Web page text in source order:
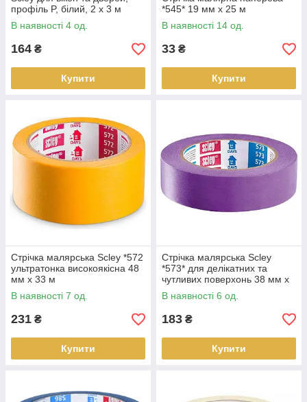
профіль P, білий, 2 x 3 м
В наявності 4 од.
164 ₴
Купити
*545* 19 мм x 25 м
В наявності 14 од.
33 ₴
Купити
Стрічка малярська Scley *572
ультратонка високоякісна 48
мм x 33 м
В наявності 7 од.
231 ₴
Купити
Стрічка малярська Scley
*573* для делікатних та
чутливих поверхонь 38 мм x
33 м
В наявності 6 од.
183 ₴
Купити